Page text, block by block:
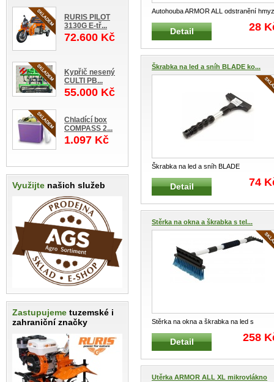
RURIS PILOT
3130G E-tř...
72.600 Kč
Kypřič nesený
CULTI PB...
55.000 Kč
Chladící box
COMPASS 2...
1.097 Kč
Využijte našich služeb
Zastupujeme tuzemské i
zahraniční značky
Autohouba ARMOR ALL odstranění
a asfaltu Speciální houba na ods
...
Detail 28
Škrabka na led a sníh BLADE ko...
Škrabka na led a sníh BLADE
kombinovaná Zimní kombinovaná škrab
...
Detail 74
Stěrka na okna a škrabka s tel...
Stěrka na okna a škrabka na led s
teleskopem COMPASS kombinovaná ...
Detail 258
Utěrka ARMOR ALL XL mikrovlákno